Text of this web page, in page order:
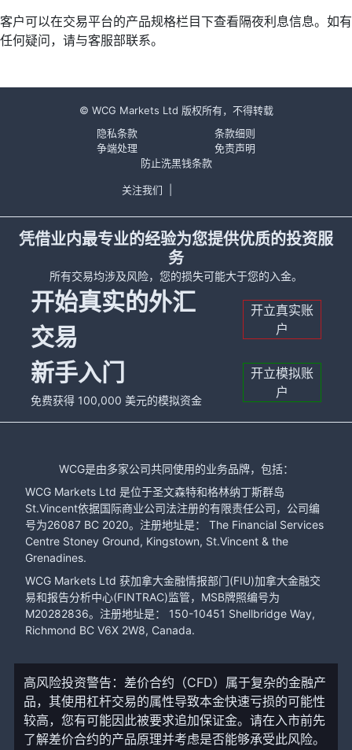
客户可以在交易平台的产品规格栏目下查看隔夜利息信息。如有
任何疑问，请与客服部联系。
© WCG Markets Ltd 版权所有，不得转载
隐私条款
条款细则
争端处理
免责声明
防止洗黑钱条款
关注我们
凭借业内最专业的经验为您提供优质的投资服
务
所有交易均涉及风险，您的损失可能大于您的入金。
开始真实的外汇
交易
开立真实账
户
新手入门
免费获得 100,000 美元的模拟资金
开立模拟账
户
WCG是由多家公司共同使用的业务品牌，包括：
WCG Markets Ltd 是位于圣文森特和格林纳丁斯群岛
St.Vincent依据国际商业公司法注册的有限责任公司，公司编
号为26087 BC 2020。注册地址是： The Financial Services
Centre Stoney Ground, Kingstown, St.Vincent & the
Grenadines.
WCG Markets Ltd 获加拿大金融情报部门(FIU)加拿大金融交
易和报告分析中心(FINTRAC)监管，MSB牌照编号为
M20282836。注册地址是： 150-10451 Shellbridge Way,
Richmond BC V6X 2W8, Canada.
高风险投资警告：差价合约（CFD）属于复杂的金融产
品，其使用杠杆交易的属性导致本金快速亏损的可能性
较高，您有可能因此被要求追加保证金。请在入市前先
了解差价合约的产品原理并考虑是否能够承受此风险。